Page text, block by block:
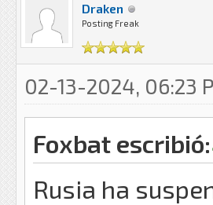
Draken
Posting Freak
02-13-2024, 06:23
Foxbat escribió:
Rusia ha